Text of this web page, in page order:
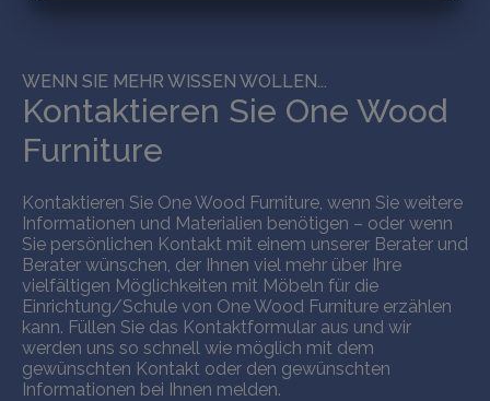
WENN SIE MEHR WISSEN WOLLEN...
Kontaktieren Sie One Wood
Furniture
Kontaktieren Sie One Wood Furniture, wenn Sie weitere
Informationen und Materialien benötigen – oder wenn
Sie persönlichen Kontakt mit einem unserer Berater und
Berater wünschen, der Ihnen viel mehr über Ihre
vielfältigen Möglichkeiten mit Möbeln für die
Einrichtung/Schule von One Wood Furniture erzählen
kann. Füllen Sie das Kontaktformular aus und wir
werden uns so schnell wie möglich mit dem
gewünschten Kontakt oder den gewünschten
Informationen bei Ihnen melden.